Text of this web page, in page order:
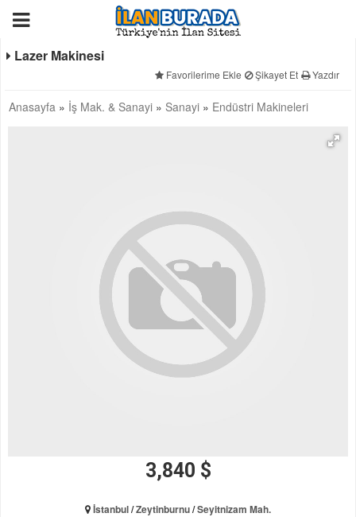
Lazer Makinesi
Favorilerime Ekle Şikayet Et Yazdır
Anasayfa » İş Mak. & Sanayi » Sanayi » Endüstri Makineleri
3,840 $
İstanbul/Zeytinburnu/Seyitnizam Mah.